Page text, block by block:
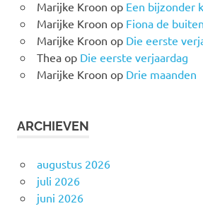
Marijke Kroon op Een bijzonder
Marijke Kroon op Fiona de
Marijke Kroon op Die eerste
Theaop Die eerste verjaardag
Marijke Kroon op Drie maanden
ARCHIEVEN
augustus 2026
juli 2026
juni 2026